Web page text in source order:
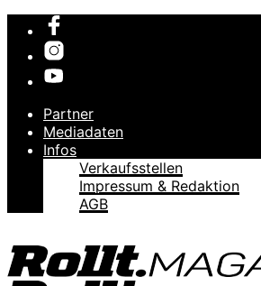
Partner
Mediadaten
Infos
Verkaufsstellen
Impressum & Redaktion
AGB